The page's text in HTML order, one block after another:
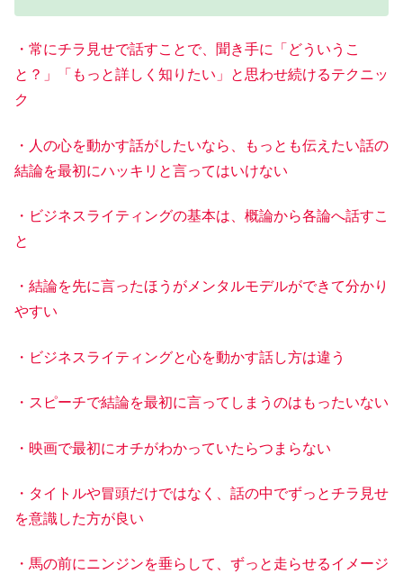
・常にチラ見せで話すことで、聞き手に「どういうこ
と？」「もっと詳しく知りたい」と思わせ続けるテクニッ
ク
・人の心を動かす話がしたいなら、もっとも伝えたい話の
結論を最初にハッキリと言ってはいけない
・ビジネスライティングの基本は、概論から各論へ話すこ
と
・結論を先に言ったほうがメンタルモデルができて分かり
やすい
・ビジネスライティングと心を動かす話し方は違う
・スピーチで結論を最初に言ってしまうのはもったいない
・映画で最初にオチがわかっていたらつまらない
・タイトルや冒頭だけではなく、話の中でずっとチラ見せ
を意識した方が良い
・馬の前にニンジンを垂らして、ずっと走らせるイメージ